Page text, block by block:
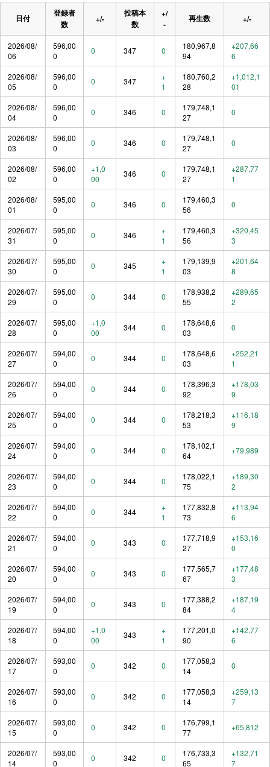
日付
登録者
数
+/-
投稿本
数
+/
-
再生数 +/-
2026/08/
06
596,00
0
0 347 0
180,967,8
94
+207,66
6
2026/08/
05
596,00
0
0 347
+
1
180,760,2
28
+1,012,1
01
2026/08/
04
596,00
0
0 346 0
179,748,1
27
0
2026/08/
03
596,00
0
0 346 0
179,748,1
27
0
2026/08/
02
596,00
0
+1,0
00
346 0
179,748,1
27
+287,77
1
2026/08/
01
595,00
0
0 346 0
179,460,3
56
0
2026/07/
31
595,00
0
0 346
+
1
179,460,3
56
+320,45
3
2026/07/
30
595,00
0
0 345
+
1
179,139,9
03
+201,64
8
2026/07/
29
595,00
0
0 344 0
178,938,2
55
+289,65
2
2026/07/
28
595,00
0
+1,0
00
344 0
178,648,6
03
0
2026/07/
27
594,00
0
0 344 0
178,648,6
03
+252,21
1
2026/07/
26
594,00
0
0 344 0
178,396,3
92
+178,03
9
2026/07/
25
594,00
0
0 344 0
178,218,3
53
+116,18
9
2026/07/
24
594,00
0
0 344 0
178,102,1
64
+79,989
2026/07/
23
594,00
0
0 344 0
178,022,1
75
+189,30
2
2026/07/
22
594,00
0
0 344
+
1
177,832,8
73
+113,94
6
2026/07/
21
594,00
0
0 343 0
177,718,9
27
+153,16
0
2026/07/
20
594,00
0
0 343 0
177,565,7
67
+177,48
3
2026/07/
19
594,00
0
0 343 0
177,388,2
84
+187,19
4
2026/07/
18
594,00
0
+1,0
00
343
+
1
177,201,0
90
+142,77
6
2026/07/
17
593,00
0
0 342 0
177,058,3
14
0
2026/07/
16
593,00
0
0 342 0
177,058,3
14
+259,13
7
2026/07/
15
593,00
0
0 342 0
176,799,1
77
+65,812
2026/07/
14
593,00
0
0 342 0
176,733,3
65
+132,71
7